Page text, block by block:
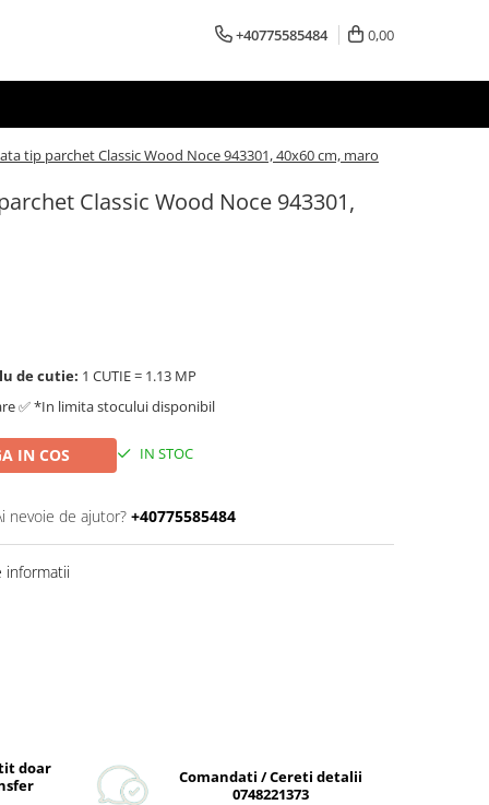
+40775585484 0,00
tip parchet Classic Wood Noce 943301, 40x60 cm, maro
Classic Wood Noce 943301,
de cutie: 1 CUTIE = 1.13 MP
✅ *In limita stocului disponibil
IN COS IN STOC
nevoie de ajutor? +40775585484
informatii
doar
Comandati / Cereti detalii
0748221373